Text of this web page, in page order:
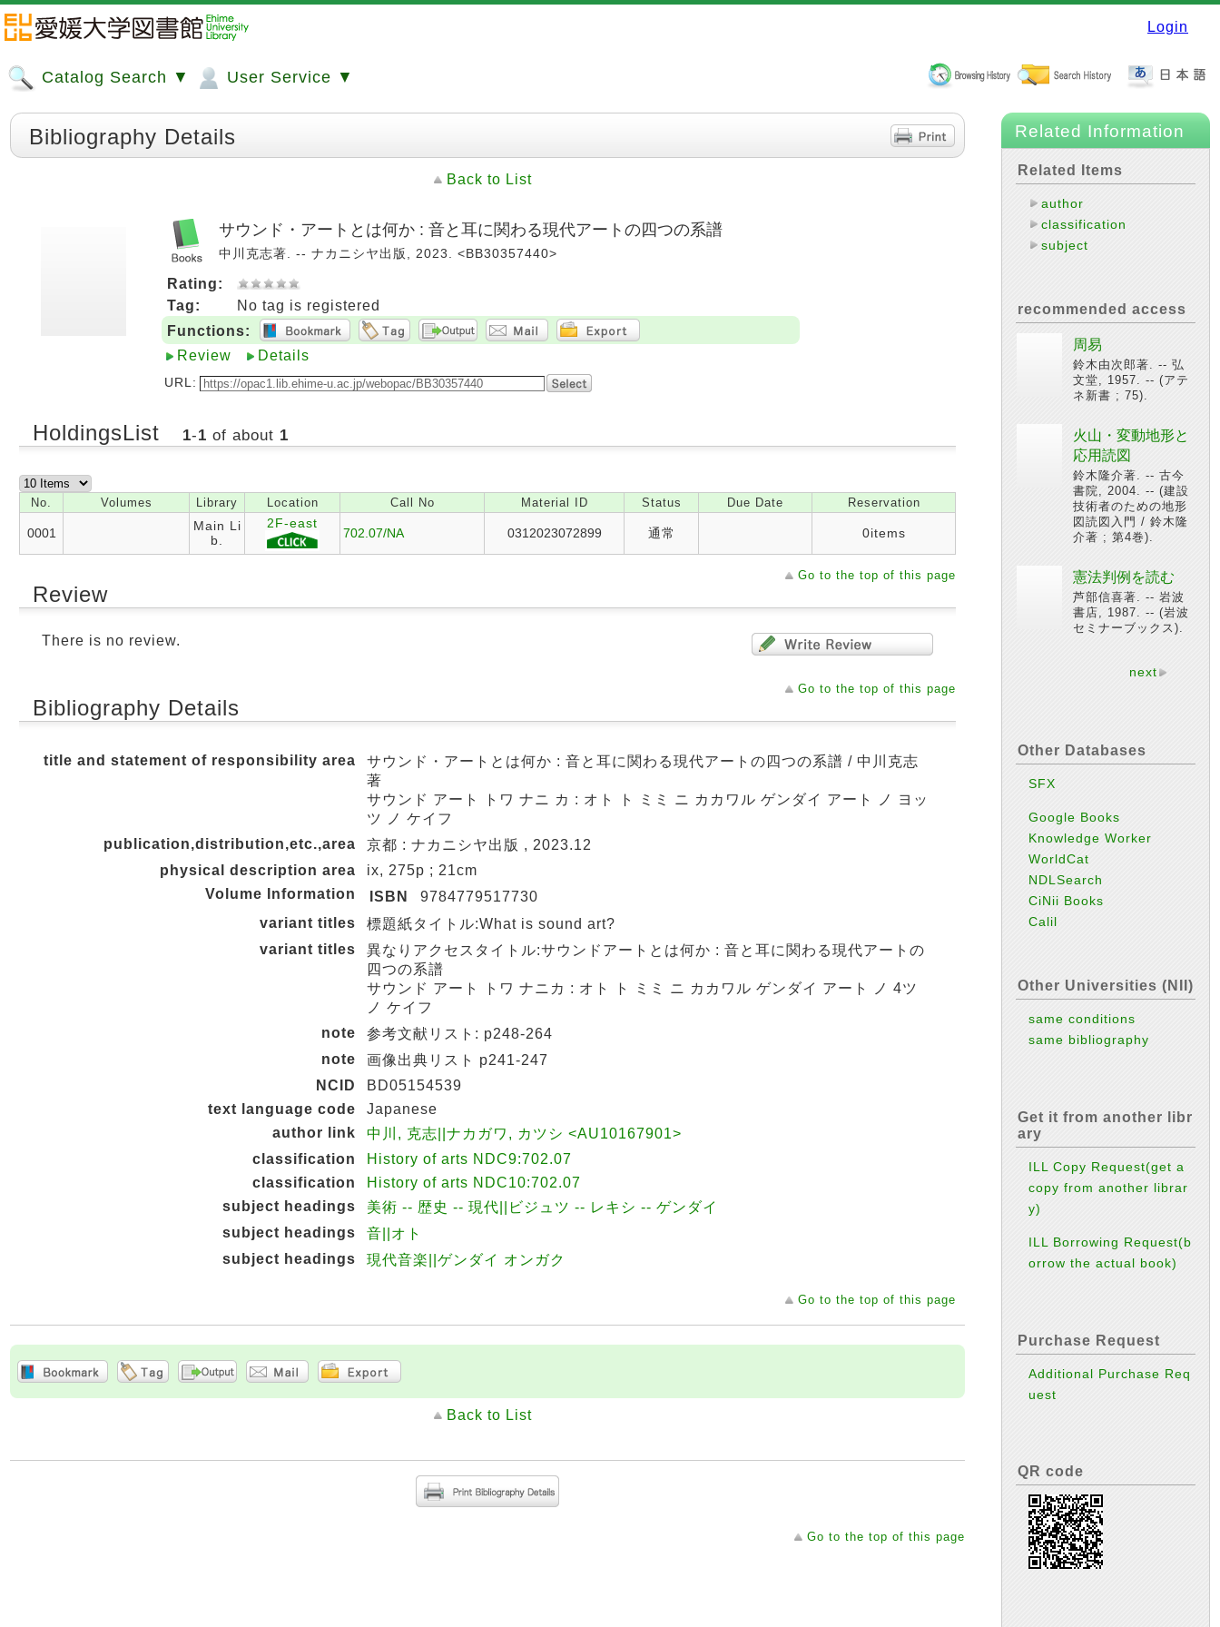
Login
Catalog Search ▼ User Service ▼
Bibliography Details
Back to List
サウンド・アートとは何か : 音と耳に関わる現代アートの四つの系譜
中川克志著. -- ナカニシヤ出版, 2023. <BB30357440>
Rating:
Tag:
No tag is registered
Functions:
Review
Details
URL:
HoldingsList 1-1 of about 1
No. Volumes Library Location Call No Material ID Status Due Date Reservation
0001
Main Li
b.
2F-east
702.07/NA 0312023072899 通常 0items
Go to the top of this page
Review
There is no review.
Go to the top of this page
Bibliography Details
title and statement of responsibility area
サウンド・アートとは何か : 音と耳に関わる現代アートの四つの系譜 / 中川克志
著
サウンド アート トワ ナニ カ : オト ト ミミ ニ カカワル ゲンダイ アート ノ ヨッ
ツ ノ ケイフ
publication,distribution,etc.,area
京都 : ナカニシヤ出版 , 2023.12
physical description area
ix, 275p ; 21cm
Volume Information
ISBN
9784779517730
variant titles
標題紙タイトル:What is sound art?
variant titles
異なりアクセスタイトル:サウンドアートとは何か : 音と耳に関わる現代アートの
四つの系譜
サウンド アート トワ ナニカ : オト ト ミミ ニ カカワル ゲンダイ アート ノ 4ツ
ノ ケイフ
note
参考文献リスト: p248-264
note
画像出典リスト p241-247
NCID
BD05154539
text language code
Japanese
author link
中川, 克志||ナカガワ, カツシ <AU10167901>
classification
History of arts NDC9:702.07
classification
History of arts NDC10:702.07
subject headings
美術 -- 歴史 -- 現代||ビジュツ -- レキシ -- ゲンダイ
subject headings
音||オト
subject headings
現代音楽||ゲンダイ オンガク
Go to the top of this page
Back to List
Go to the top of this page
Related Information
Related Items
author
classification
subject
recommended access
周易
鈴木由次郎著. -- 弘
文堂, 1957. -- (アテ
ネ新書 ; 75).
火山・変動地形と
応用読図
鈴木隆介著. -- 古今
書院, 2004. -- (建設
技術者のための地形
図読図入門 / 鈴木隆
介著 ; 第4巻).
憲法判例を読む
芦部信喜著. -- 岩波
書店, 1987. -- (岩波
セミナーブックス).
next
Other Databases
SFX
Google Books
Knowledge Worker
WorldCat
NDLSearch
CiNii Books
Calil
Other Universities (NII)
same conditions
same bibliography
Get it from another libr
ary
ILL Copy Request(get a
copy from another librar
y)
ILL Borrowing Request(b
orrow the actual book)
Purchase Request
Additional Purchase Req
uest
QR code